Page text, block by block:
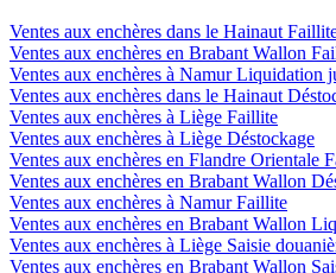
Ventes aux enchères dans le Hainaut
Ventes aux enchères en Brabant Wallon
Ventes aux enchères à Namur Liquidation
Ventes aux enchères dans le Hainaut
Ventes aux enchères à Liège Faillite
Ventes aux enchères à Liège Déstockage
Ventes aux enchères en Flandre Orientale
Ventes aux enchères en Brabant Wallon
Ventes aux enchères à Namur Faillite
Ventes aux enchères en Brabant Wallon
Ventes aux enchères à Liège Saisie
Ventes aux enchères en Brabant Wallon